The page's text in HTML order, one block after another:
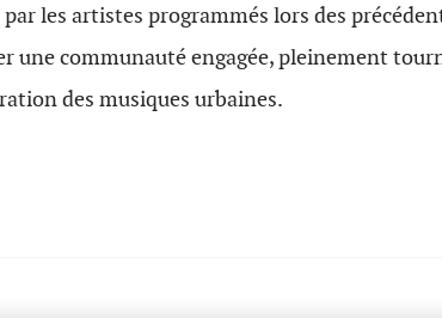
les artistes programmés lors des
une communauté engagée, pleinement
des musiques urbaines.